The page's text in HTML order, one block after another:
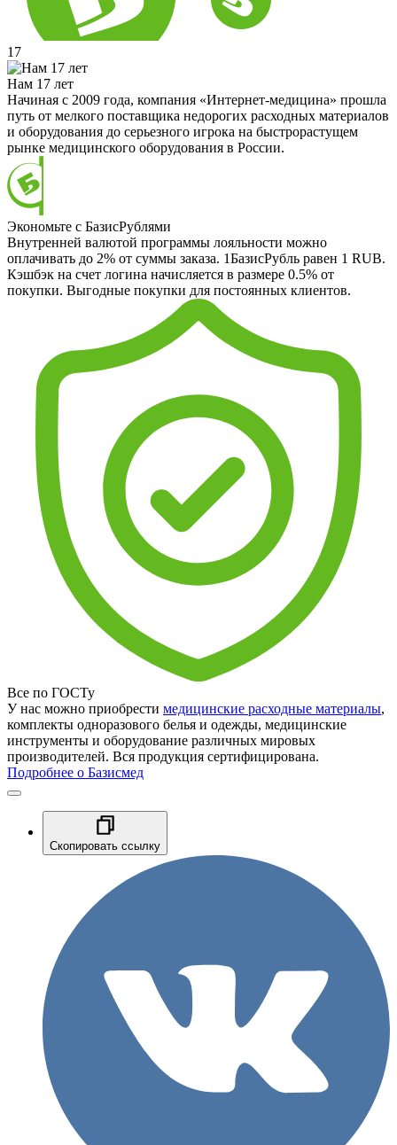
17
Нам 17 лет
Начиная с 2009 года, компания «Интернет-медицина» прошла
путь от мелкого поставщика недорогих расходных материалов
и оборудования до серьезного игрока на быстрорастущем
рынке медицинского оборудования в России.
Экономьте с БазисРублями
Внутренней валютой программы лояльности можно
оплачивать до 2% от суммы заказа. 1БазисРубль равен 1 RUB.
Кэшбэк на счет логина начисляется в размере 0.5% от
покупки. Выгодные покупки для постоянных клиентов.
Все по ГОСТу
У нас можно приобрести медицинские расходные материалы,
комплекты одноразового белья и одежды, медицинские
инструменты и оборудование различных мировых
производителей. Вся продукция сертифицирована.
Подробнее о Базисмед
Скопировать ссылку